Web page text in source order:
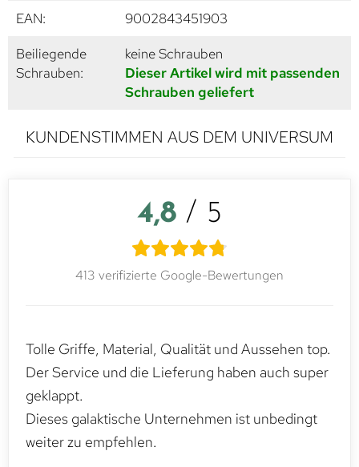
EAN:
9002843451903
Beiliegende
Schrauben:
keine Schrauben
Dieser Artikel wird mit passenden
Schrauben geliefert
KUNDENSTIMMEN AUS DEM UNIVERSUM
4,8 / 5
413 verifizierte Google-Bewertungen
Tolle Griffe, Material, Qualität und Aussehen top.
Der Service und die Lieferung haben auch super
geklappt.
Dieses galaktische Unternehmen ist unbedingt
weiter zu empfehlen.